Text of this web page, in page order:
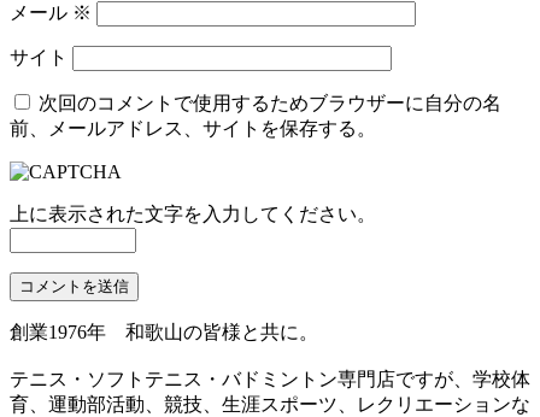
メール ※
サイト
次回のコメントで使用するためブラウザーに自分の名
前、メールアドレス、サイトを保存する。
上に表示された文字を入力してください。
創業1976年 和歌山の皆様と共に。
テニス・ソフトテニス・バドミントン専門店ですが、学校体
育、運動部活動、競技、生涯スポーツ、レクリエーションな